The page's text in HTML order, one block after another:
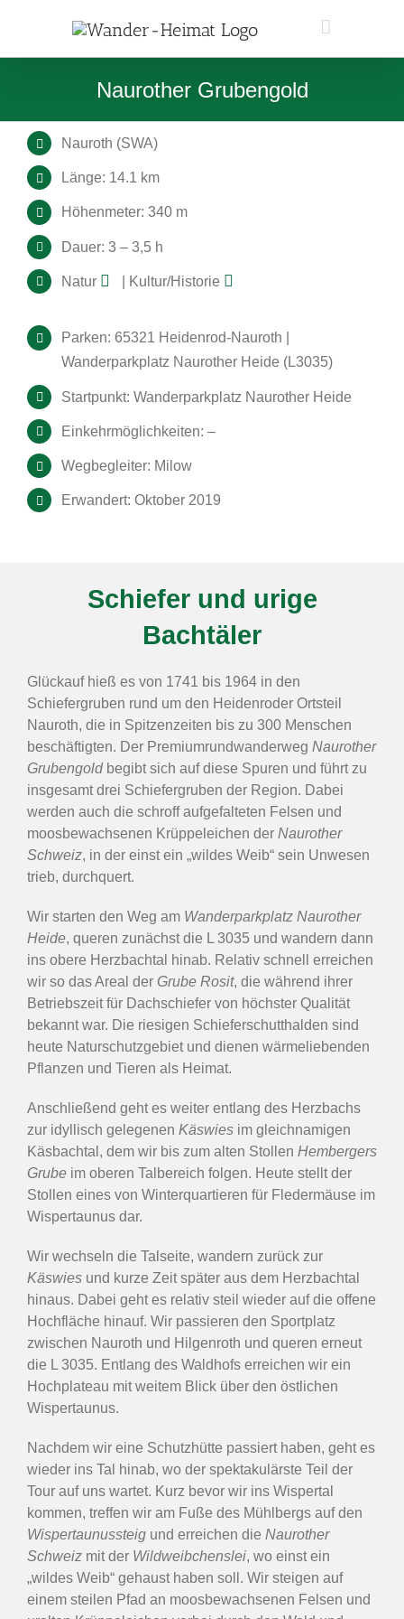
Naurother Grubengold
Nauroth (SWA)
Länge: 14.1 km
Höhenmeter: 340 m
Dauer: 3 – 3,5 h
Natur | Kultur/Historie
Parken: 65321 Heidenrod-Nauroth |
Wanderparkplatz Naurother Heide (L3035)
Startpunkt: Wanderparkplatz Naurother Heide
Einkehrmöglichkeiten: –
Wegbegleiter: Milow
Erwandert: Oktober 2019
Schiefer und urige
Bachtäler
Glückauf hieß es von 1741 bis 1964 in den
Schiefergruben rund um den Heidenroder Ortsteil
Nauroth, die in Spitzenzeiten bis zu 300 Menschen
beschäftigten. Der Premiumrundwanderweg Naurother
Grubengoldbegibt sich auf diese Spuren und führt zu
insgesamt drei Schiefergruben der Region. Dabei
werden auch die schroff aufgefalteten Felsen und
moosbewachsenen Krüppeleichen der Naurother
Schweiz, in der einst ein „wildes Weib“ sein Unwesen
trieb, durchquert.
Wir starten den Weg am Wanderparkplatz Naurother
Heide, queren zunächst die L 3035 und wandern dann
ins obere Herzbachtal hinab. Relativ schnell erreichen
wir so das Areal der Grube Rosit, die während ihrer
Betriebszeit für Dachschiefer von höchster Qualität
bekannt war. Die riesigen Schieferschutthalden sind
heute Naturschutzgebiet und dienen wärmeliebenden
Pflanzen und Tieren als Heimat.
Anschließend geht es weiter entlang des Herzbachs
zur idyllisch gelegenen Käswies im gleichnamigen
Käsbachtal, dem wir bis zum alten Stollen Hembergers
Grube im oberen Talbereich folgen. Heute stellt der
Stollen eines von Winterquartieren für Fledermäuse im
Wispertaunus dar.
Wir wechseln die Talseite, wandern zurück zur
Käswies und kurze Zeit später aus dem Herzbachtal
hinaus. Dabei geht es relativ steil wieder auf die offene
Hochfläche hinauf. Wir passieren den Sportplatz
zwischen Nauroth und Hilgenroth und queren erneut
die L 3035. Entlang des Waldhofs erreichen wir ein
Hochplateau mit weitem Blick über den östlichen
Wispertaunus.
Nachdem wir eine Schutzhütte passiert haben, geht es
wieder ins Tal hinab, wo der spektakulärste Teil der
Tour auf uns wartet. Kurz bevor wir ins Wispertal
kommen, treffen wir am Fuße des Mühlbergs auf den
Wispertaunussteig und erreichen die Naurother
Schweiz mit der Wildweibchenslei, wo einst ein
„wildes Weib“ gehaust haben soll. Wir steigen auf
einem steilen Pfad an moosbewachsenen Felsen und